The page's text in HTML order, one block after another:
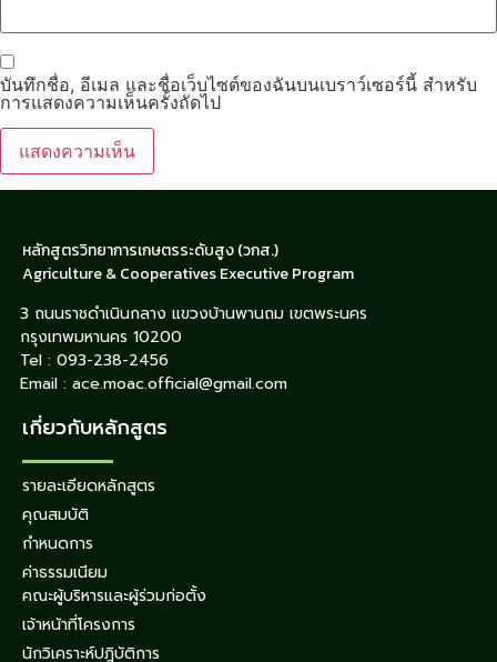
บันทึกชื่อ, อีเมล และชื่อเว็บไซต์ของฉันบนเบราว์เซอร์นี้ สำหรับ
การแสดงความเห็นครั้งถัดไป
หลักสูตรวิทยาการเกษตรระดับสูง (วกส.)
Agriculture & Cooperatives Executive Program
3 ถนนราชดำเนินกลาง แขวงบ้านพานถม เขตพระนคร
กรุงเทพมหานคร 10200
Tel : 093-238-2456
Email : ace.moac.official@gmail.com
เกี่ยวกับหลักสูตร
รายละเอียดหลักสูตร
คุณสมบัติ
กำหนดการ
ค่าธรรมเนียม
คณะผู้บริหารและผู้ร่วมก่อตั้ง
เจ้าหน้าที่โครงการ
นักวิเคราะห์ปฎิบัติการ